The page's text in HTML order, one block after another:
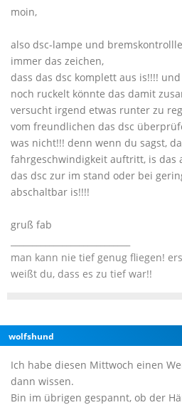
moin,
also dsc-lampe und
immer das zeichen,
dass das dsc komplett aus is!!!!
noch ruckelt könnte das damit
versucht irgend etwas runter zu
vom freundlichen das dsc
was nicht!!! denn wenn du sagst,
fahrgeschwindigkeit auftritt, is das
das dsc zur im stand oder bei
abschaltbar is!!!!
gruß fab
man kann nie tief genug fliegen!
weißt du, dass es zu tief war!!
wolfshund
Ich habe diesen Mittwoch einen
dann wissen.
Bin im übrigen gespannt, ob der